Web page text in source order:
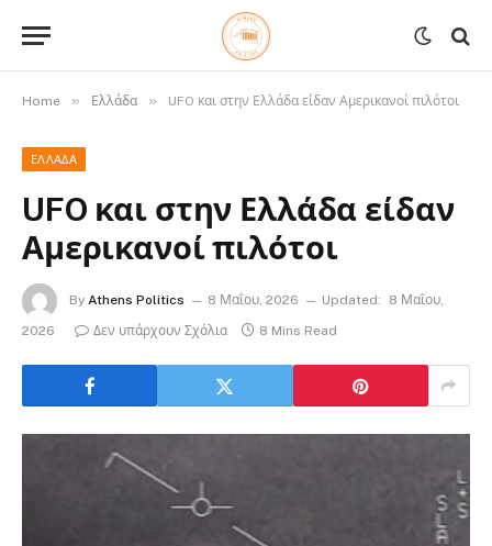
Home » Ελλάδα » UFO και στην Ελλάδα είδαν Αμερικανοί πιλότοι
ΕΛΛΆΔΑ
UFO και στην Ελλάδα είδαν
Αμερικανοί πιλότοι
By Athens Politics 8 Μαΐου, 2026 Updated:
8 Μαΐου,
2026
Δεν υπάρχουν Σχόλια 8 Mins Read